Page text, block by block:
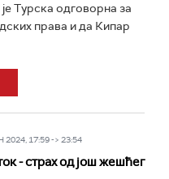
Турска одговорна за
права и да Кипар
17:59 -> 23:54
- страх од још жешћег